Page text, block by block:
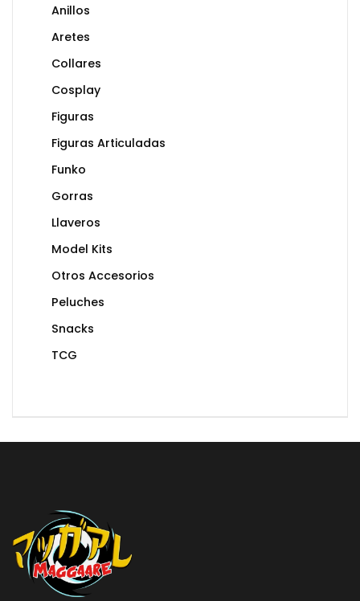
Anillos
Aretes
Collares
Cosplay
Figuras
Figuras Articuladas
Funko
Gorras
Llaveros
Model Kits
Otros Accesorios
Peluches
Snacks
TCG